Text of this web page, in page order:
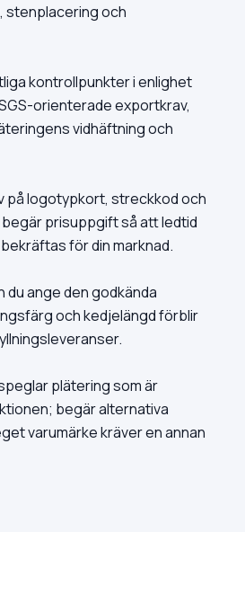
stenplacering och
kontrollpunkter i enlighet
orienterade exportkrav,
vidhäftning och
på logotypkort, streckkod och
prisuppgift så att ledtid
för din marknad.
du ange den godkända
och kedjelängd förblir
plätering som är
begär alternativa
varumärke kräver en annan